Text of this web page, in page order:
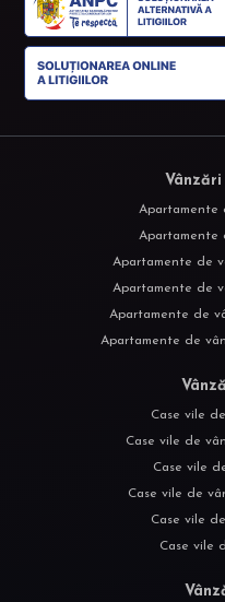
Apartamente
Apartamente
Apartamente de
Apartamente de
Apartamente de
Apartamente de
Case vile
Case vile de
Case vile
Case vile de
Case vile
Case vile